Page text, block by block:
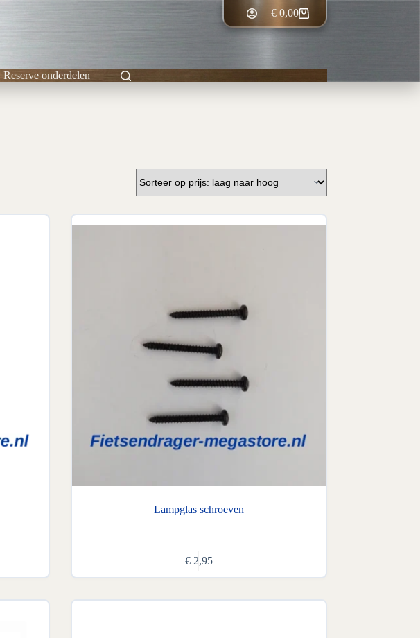
Winkelwagen
€ 0,00
Reserve onderdelen
Lampglas schroeven
€2,95